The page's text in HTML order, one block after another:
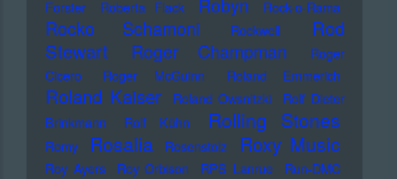
Forster
Roberta Flack Robyn Rock-o-Rama
Rocko Schamoni Rockwell
Rod
Stewart
Roger Champman
Roger
Cicero
Roger McGuinn Roland Emmerich
Roland Kaiser Roland Owsnitzki
Rolf Dieter
Brinkmann
Rolf Kühn Rolling Stones
Romy Rosalia Rosenstolz Roxy Music
Roy Ayers Roy Orbison RPS Lanrue
Run-DMC